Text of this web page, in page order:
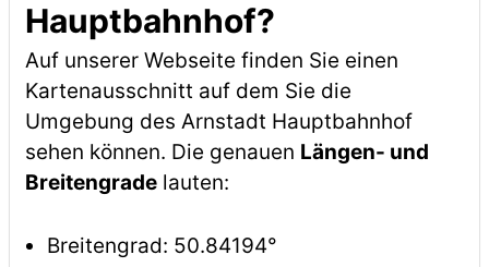
Hauptbahnhof?
Auf unserer Webseite finden Sie einen
Kartenausschnitt auf dem Sie die
Umgebung des Arnstadt Hauptbahnhof
sehen können. Die genauen Längen- und
Breitengradelauten:
Breitengrad: 50.84194°